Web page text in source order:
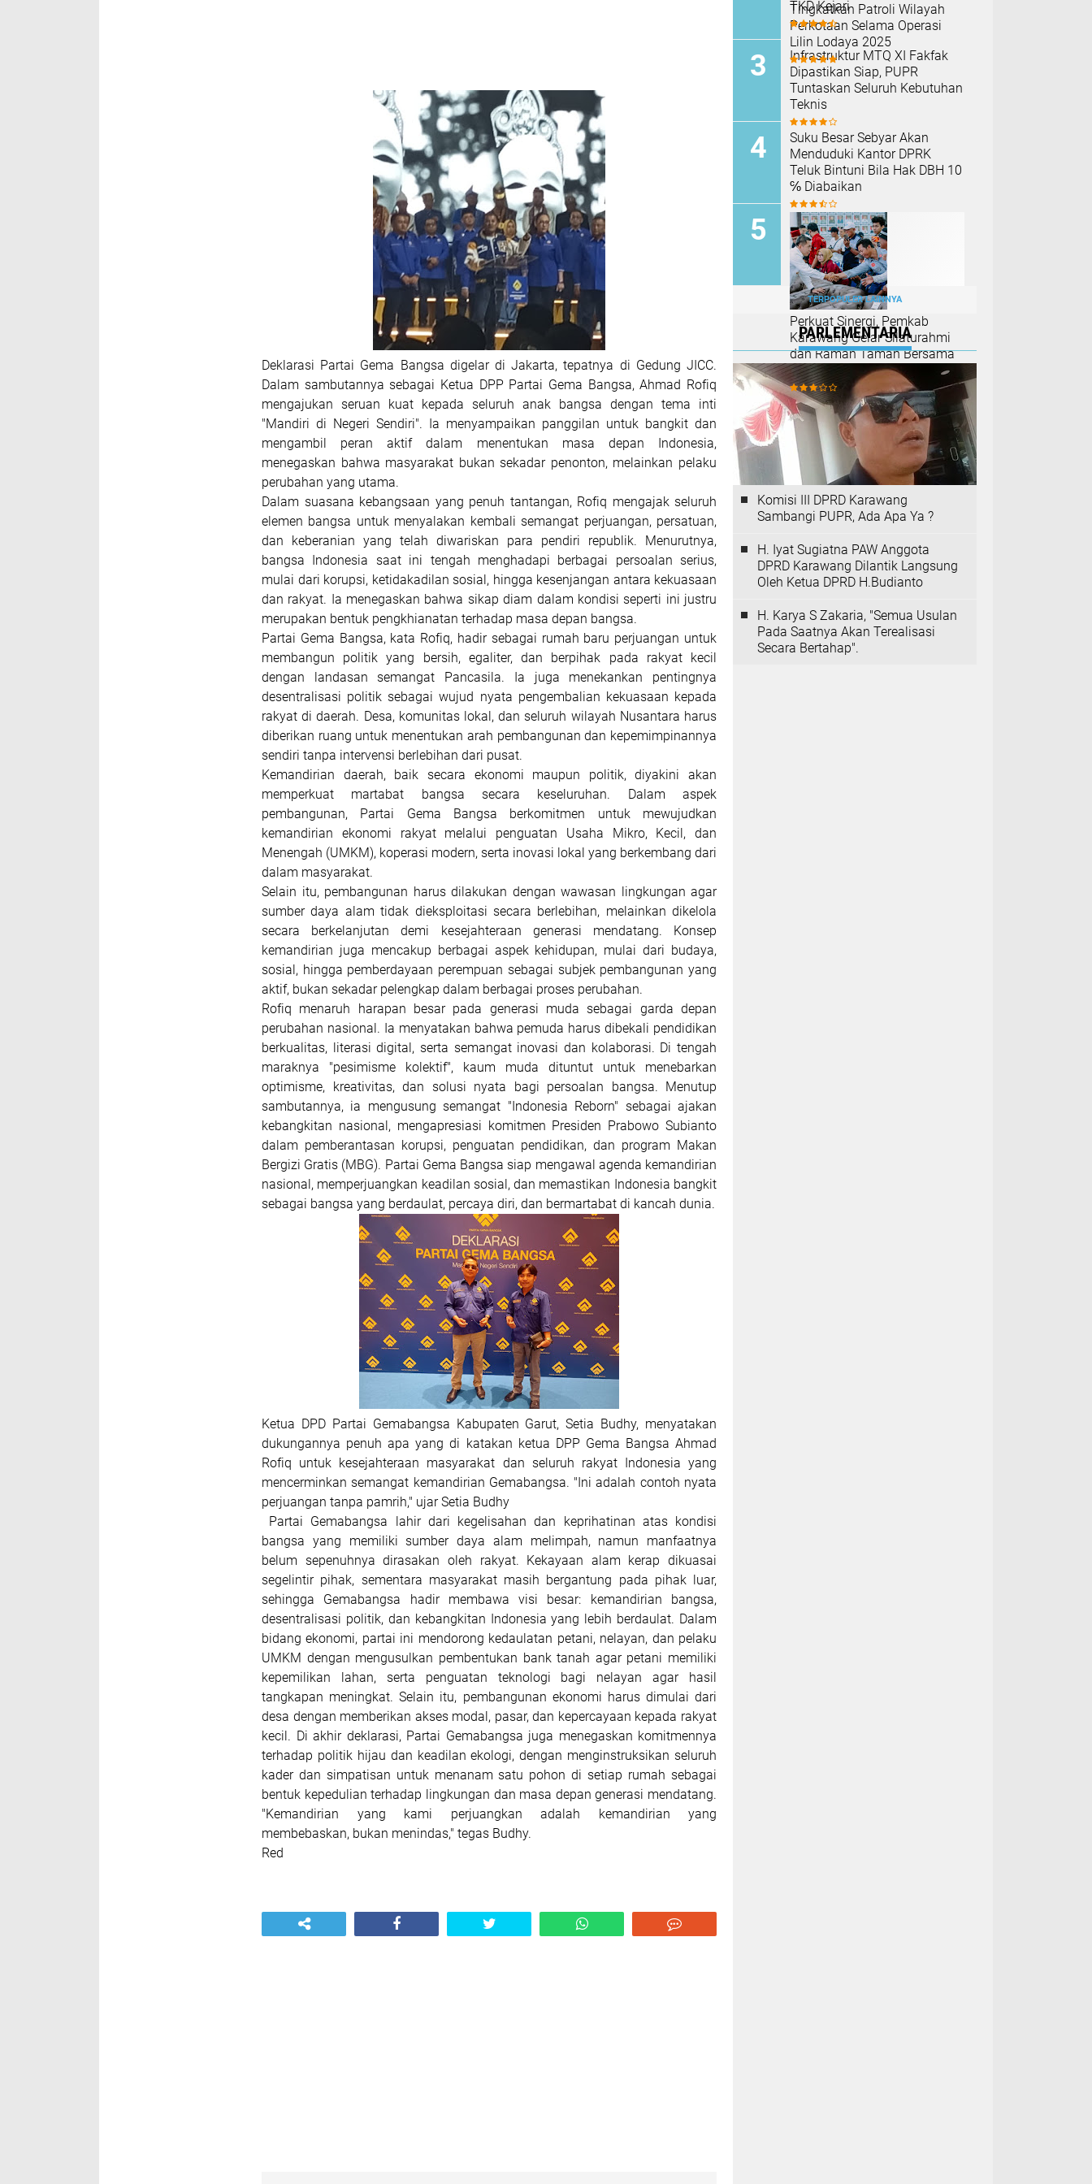
Deklarasi Partai Gema Bangsa digelar di Jakarta, tepatnya di Gedung JICC.
Dalam sambutannya sebagai Ketua DPP Partai Gema Bangsa, Ahmad Rofiq
mengajukan seruan kuat kepada seluruh anak bangsa dengan tema inti
"Mandiri di Negeri Sendiri". Ia menyampaikan panggilan untuk bangkit dan
mengambil peran aktif dalam menentukan masa depan Indonesia,
menegaskan bahwa masyarakat bukan sekadar penonton, melainkan pelaku
perubahan yang utama.
Dalam suasana kebangsaan yang penuh tantangan, Rofiq mengajak seluruh
elemen bangsa untuk menyalakan kembali semangat perjuangan, persatuan,
dan keberanian yang telah diwariskan para pendiri republik. Menurutnya,
bangsa Indonesia saat ini tengah menghadapi berbagai persoalan serius,
mulai dari korupsi, ketidakadilan sosial, hingga kesenjangan antara kekuasaan
dan rakyat. Ia menegaskan bahwa sikap diam dalam kondisi seperti ini justru
merupakan bentuk pengkhianatan terhadap masa depan bangsa.
Partai Gema Bangsa, kata Rofiq, hadir sebagai rumah baru perjuangan untuk
membangun politik yang bersih, egaliter, dan berpihak pada rakyat kecil
dengan landasan semangat Pancasila. Ia juga menekankan pentingnya
desentralisasi politik sebagai wujud nyata pengembalian kekuasaan kepada
rakyat di daerah. Desa, komunitas lokal, dan seluruh wilayah Nusantara harus
diberikan ruang untuk menentukan arah pembangunan dan kepemimpinannya
sendiri tanpa intervensi berlebihan dari pusat.
Kemandirian daerah, baik secara ekonomi maupun politik, diyakini akan
memperkuat martabat bangsa secara keseluruhan. Dalam aspek
pembangunan, Partai Gema Bangsa berkomitmen untuk mewujudkan
kemandirian ekonomi rakyat melalui penguatan Usaha Mikro, Kecil, dan
Menengah (UMKM), koperasi modern, serta inovasi lokal yang berkembang dari
dalam masyarakat.
Selain itu, pembangunan harus dilakukan dengan wawasan lingkungan agar
sumber daya alam tidak dieksploitasi secara berlebihan, melainkan dikelola
secara berkelanjutan demi kesejahteraan generasi mendatang. Konsep
kemandirian juga mencakup berbagai aspek kehidupan, mulai dari budaya,
sosial, hingga pemberdayaan perempuan sebagai subjek pembangunan yang
aktif, bukan sekadar pelengkap dalam berbagai proses perubahan.
Rofiq menaruh harapan besar pada generasi muda sebagai garda depan
perubahan nasional. Ia menyatakan bahwa pemuda harus dibekali pendidikan
berkualitas, literasi digital, serta semangat inovasi dan kolaborasi. Di tengah
maraknya "pesimisme kolektif", kaum muda dituntut untuk menebarkan
optimisme, kreativitas, dan solusi nyata bagi persoalan bangsa. Menutup
sambutannya, ia mengusung semangat "Indonesia Reborn" sebagai ajakan
kebangkitan nasional, mengapresiasi komitmen Presiden Prabowo Subianto
dalam pemberantasan korupsi, penguatan pendidikan, dan program Makan
Bergizi Gratis (MBG). Partai Gema Bangsa siap mengawal agenda kemandirian
nasional, memperjuangkan keadilan sosial, dan memastikan Indonesia bangkit
sebagai bangsa yang berdaulat, percaya diri, dan bermartabat di kancah dunia.
Ketua DPD Partai Gemabangsa Kabupaten Garut, Setia Budhy, menyatakan
dukungannya penuh apa yang di katakan ketua DPP Gema Bangsa Ahmad
Rofiq untuk kesejahteraan masyarakat dan seluruh rakyat Indonesia yang
mencerminkan semangat kemandirian Gemabangsa. "Ini adalah contoh nyata
perjuangan tanpa pamrih," ujar Setia Budhy
Partai Gemabangsa lahir dari kegelisahan dan keprihatinan atas kondisi
bangsa yang memiliki sumber daya alam melimpah, namun manfaatnya
belum sepenuhnya dirasakan oleh rakyat. Kekayaan alam kerap dikuasai
segelintir pihak, sementara masyarakat masih bergantung pada pihak luar,
sehingga Gemabangsa hadir membawa visi besar: kemandirian bangsa,
desentralisasi politik, dan kebangkitan Indonesia yang lebih berdaulat. Dalam
bidang ekonomi, partai ini mendorong kedaulatan petani, nelayan, dan pelaku
UMKM dengan mengusulkan pembentukan bank tanah agar petani memiliki
kepemilikan lahan, serta penguatan teknologi bagi nelayan agar hasil
tangkapan meningkat. Selain itu, pembangunan ekonomi harus dimulai dari
desa dengan memberikan akses modal, pasar, dan kepercayaan kepada rakyat
kecil. Di akhir deklarasi, Partai Gemabangsa juga menegaskan komitmennya
terhadap politik hijau dan keadilan ekologi, dengan menginstruksikan seluruh
kader dan simpatisan untuk menanam satu pohon di setiap rumah sebagai
bentuk kepedulian terhadap lingkungan dan masa depan generasi mendatang.
"Kemandirian yang kami perjuangkan adalah kemandirian yang
membebaskan, bukan menindas," tegas Budhy.
Red
Tingkatkan Patroli Wilayah
Perkotaan Selama Operasi
Lilin Lodaya 2025
TKD Kejari ‎
Infrastruktur MTQ XI Fakfak
Dipastikan Siap, PUPR
Tuntaskan Seluruh Kebutuhan
Teknis
Suku Besar Sebyar Akan
Menduduki Kantor DPRK
Teluk Bintuni Bila Hak DBH 10
℅ Diabaikan
Perkuat Sinergi, Pemkab
Karawang Gelar Silaturahmi
dan Ramah Tamah Bersama
Insan Media
TERPOPULER LAINNYA
PARLEMENTARIA
Komisi III DPRD Karawang
Sambangi PUPR, Ada Apa Ya ?
H. Iyat Sugiatna PAW Anggota
DPRD Karawang Dilantik Langsung
Oleh Ketua DPRD H.Budianto
H. Karya S Zakaria, "Semua Usulan
Pada Saatnya Akan Terealisasi
Secara Bertahap".